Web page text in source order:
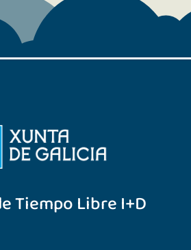
Tiempo Libre I+D